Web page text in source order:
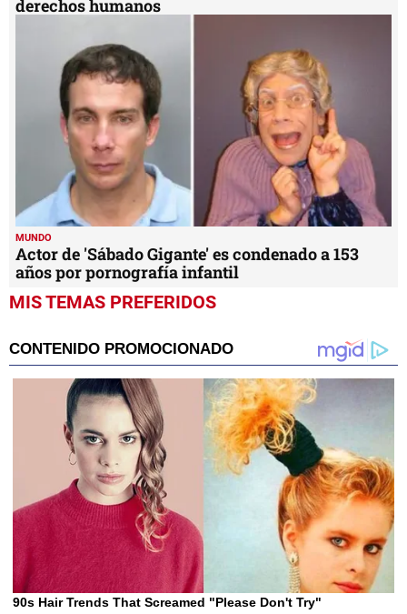
derechos humanos
MUNDO
Actor de 'Sábado Gigante' es condenado a 153
años por pornografía infantil
MIS TEMAS PREFERIDOS